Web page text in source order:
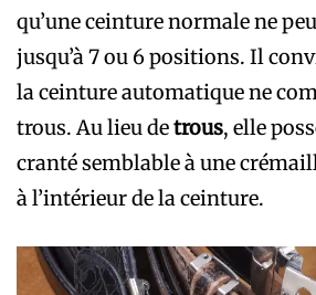
qu’une ceinture normale ne
jusqu’à 7 ou 6 positions. Il
la ceinture automatique ne
trous. Au lieu detrous, elle
cranté semblable à une
à l’intérieur de la ceinture.